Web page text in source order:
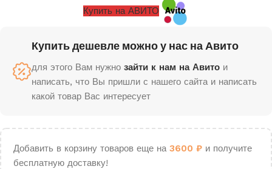
Купить на АВИТО
Купить дешевле можно у нас на Авито
для этого Вам нужно зайти к нам на Авито и
написать, что Вы пришли с нашего сайта и написать
какой товар Вас интересует
Добавить в корзину товаров еще на 3600 ₽ и получите
бесплатную доставку!